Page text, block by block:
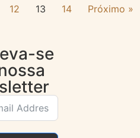
12 13 14 Próximo »
se